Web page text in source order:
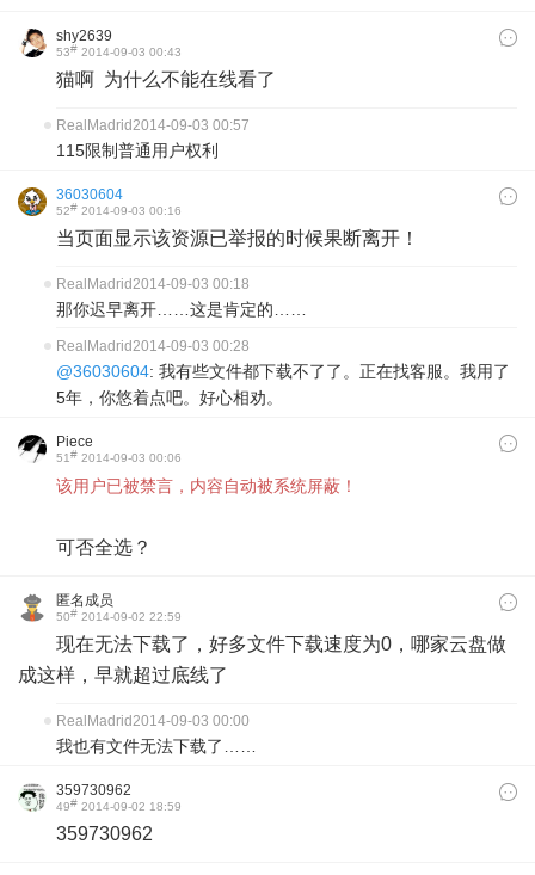
shy2639
53# 2014-09-03 00:43
猫啊 为什么不能在线看了
RealMadrid2014-09-03 00:57
115限制普通用户权利
36030604
52# 2014-09-03 00:16
当页面显示该资源已举报的时候果断离开！
RealMadrid2014-09-03 00:18
那你迟早离开……这是肯定的……
RealMadrid2014-09-03 00:28
@36030604: 我有些文件都下载不了了。正在找客服。我用了
5年，你悠着点吧。好心相劝。
Piece
51# 2014-09-03 00:06
​该用户已被禁言，内容自动被系统屏蔽！
可否全选？
匿名成员
50# 2014-09-02 22:59
现在无法下载了，好多文件下载速度为0，哪家云盘做
成这样，早就超过底线了
RealMadrid2014-09-03 00:00
我也有文件无法下载了……
359730962
49# 2014-09-02 18:59
359730962